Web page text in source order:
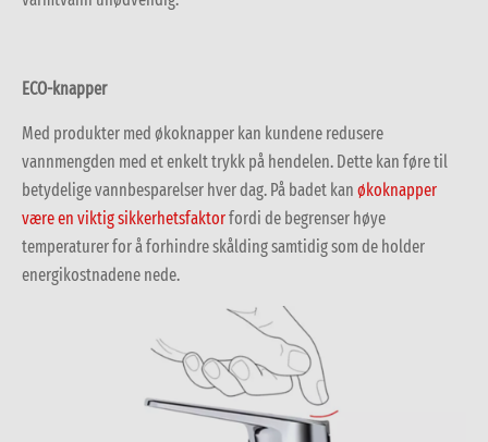
ECO-knapper
Med produkter med økoknapper kan kundene redusere
vannmengden med et enkelt trykk på hendelen. Dette kan føre til
betydelige vannbesparelser hver dag. På badet kan økoknapper
være en viktig sikkerhetsfaktorfordi de begrenser høye
temperaturer for å forhindreskåldingsamtidig som de holder
energikostnadene nede.